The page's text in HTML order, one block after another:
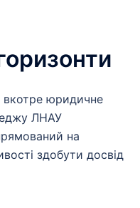
вкотре юридичне
ЛНАУ
на
здобути досвід